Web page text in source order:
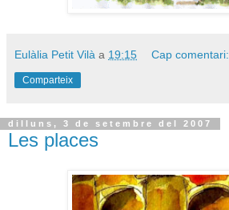
Eulàlia Petit Vilà a 19:15 Cap comentari:
Comparteix
dilluns, 3 de setembre del 2007
Les places